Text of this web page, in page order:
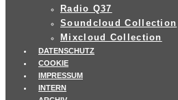
Radio Q37
Soundcloud Collection
Mixcloud Collection
DATENSCHUTZ
COOKIE
IMPRESSUM
INTERN